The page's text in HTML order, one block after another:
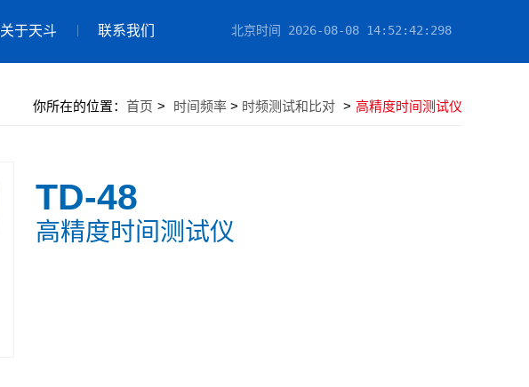
关于天斗 联系我们 北京时间 2026-08-08 14:52:43 :021
你所在的位置：首页 > 时间频率 > 时频测试和比对 > 高精度时间测试仪
TD-48
高精度时间测试仪